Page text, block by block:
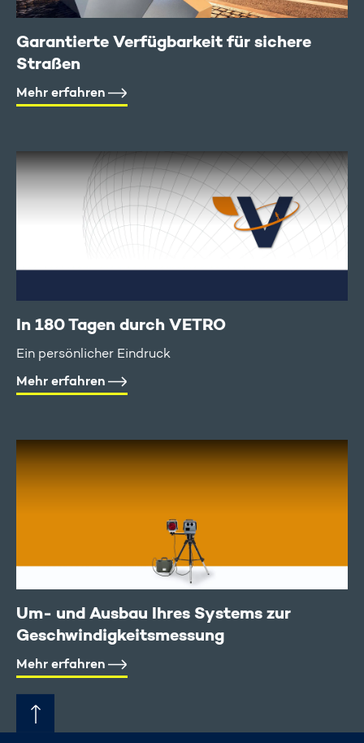
Garantierte Verfügbarkeit für sichere
Straßen
Mehr erfahren
In 180 Tagen durch VETRO
Ein persönlicher Eindruck
Mehr erfahren
Um- und Ausbau Ihres Systems zur
Geschwindigkeitsmessung
Mehr erfahren